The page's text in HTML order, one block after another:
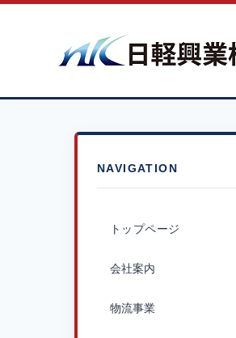
NAVIGATION
トップページ
会社案内
物流事業